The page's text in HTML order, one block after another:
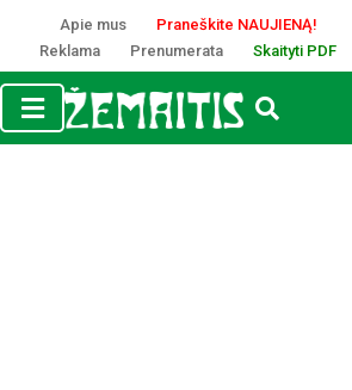
Apie mus
Praneškite NAUJIENĄ!
Reklama
Prenumerata Skaityti PDF